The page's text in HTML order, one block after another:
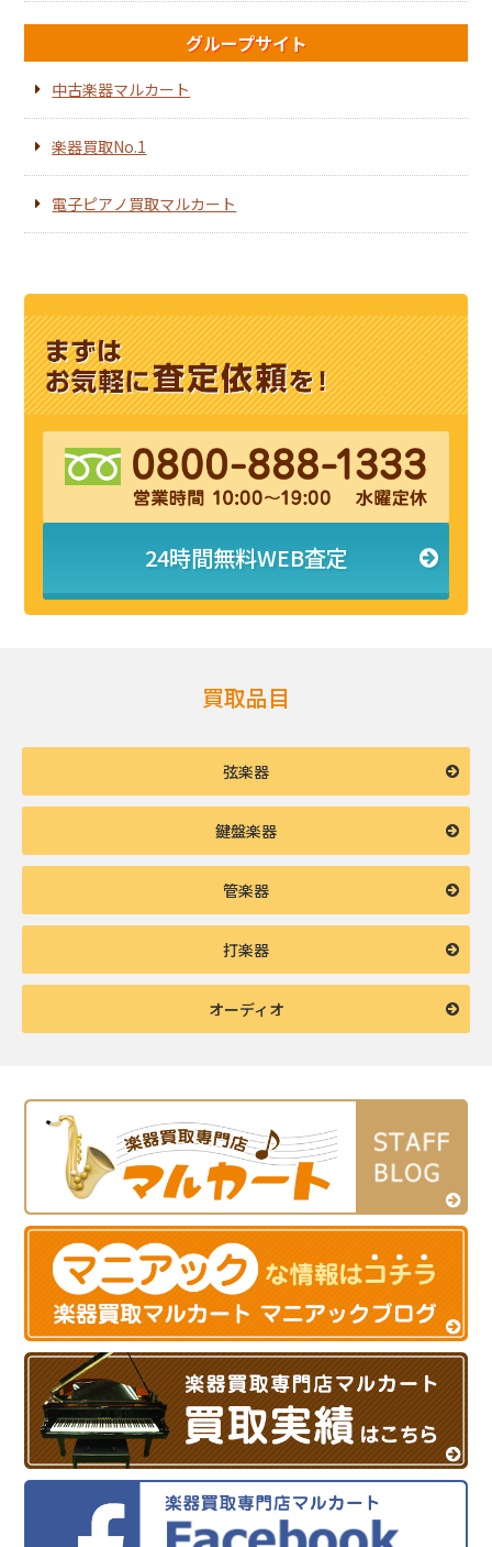
グループサイト
中古楽器マルカート
楽器買取No.1
電子ピアノ買取マルカート
24時間無料WEB査定
買取品目
弦楽器
鍵盤楽器
管楽器
打楽器
オーディオ